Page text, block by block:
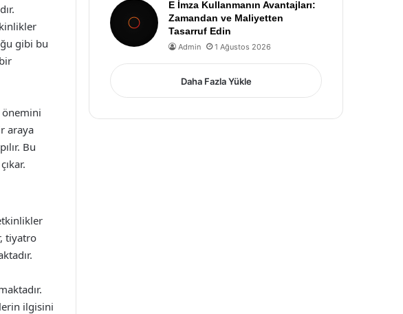
gibi bu
önemini
araya
Bu
tiyatro
ilgisini
E İmza Kullanmanın Avantajları:
Zamandan ve Maliyetten
Tasarruf Edin
Admin 1 Ağustos 2026
Daha Fazla Yükle